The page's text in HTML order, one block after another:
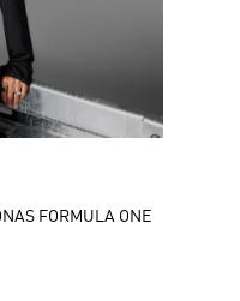
FORMULA ONE